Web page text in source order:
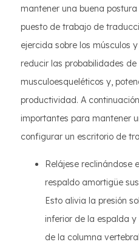
mantener una buena
puesto de trabajo de
ejercida sobre los músculos
reducir las probabilidades
musculoesqueléticos y,
productividad. A
importantes para mantener
configurar un escritorio de
Relájese reclinándose
respaldo amortigüe
Esto alivia la presión
inferior de la espalda
de la columna